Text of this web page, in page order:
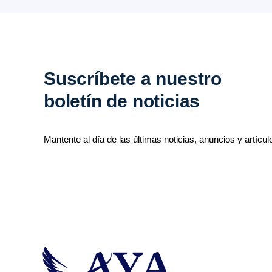
Suscríbete a nuestro
boletín de noticias
Mantente al día de las últimas noticias, anuncios y